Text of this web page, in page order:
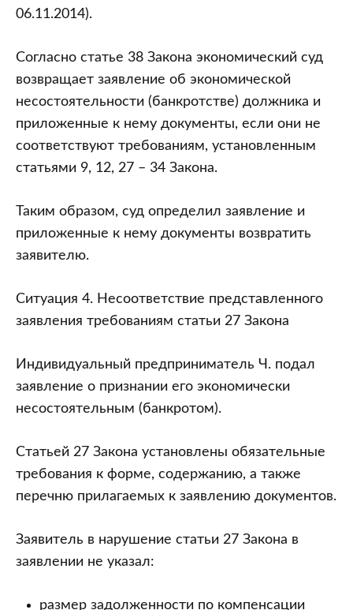
06.11.2014).
Согласно статье 38 Закона экономический суд
возвращает заявление об экономической
несостоятельности (банкротстве) должника и
приложенные к нему документы, если они не
соответствуют требованиям, установленным
статьями 9, 12, 27 – 34 Закона.
Таким образом, суд определил заявление и
приложенные к нему документы возвратить
заявителю.
Ситуация 4. Несоответствие представленного
заявления требованиям статьи 27 Закона
Индивидуальный предприниматель Ч. подал
заявление о признании его экономически
несостоятельным (банкротом).
Статьей 27 Закона установлены обязательные
требования к форме, содержанию, а также
перечню прилагаемых к заявлению документов.
Заявитель в нарушение статьи 27 Закона в
заявлении не указал:
размер задолженности по компенсации